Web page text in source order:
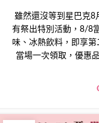
雖然還沒等到星巴克8
有祭出特別活動，8/8
味、冰熱飲料，即享
當場一次領取，優惠